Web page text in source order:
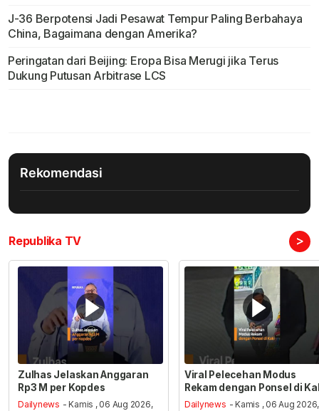
J-36 Berpotensi Jadi Pesawat Tempur Paling Berbahaya
China, Bagaimana dengan Amerika?
Peringatan dari Beijing: Eropa Bisa Merugi jika Terus
Dukung Putusan Arbitrase LCS
Rekomendasi
Republika TV >
Zulhas Jelaskan Anggaran
Rp3 M per Kopdes
Dailynews - Kamis , 06 Aug 2026,
Viral Pelecehan Modus
Rekam dengan Ponsel di
Dailynews - Kamis , 06 Aug 2026,